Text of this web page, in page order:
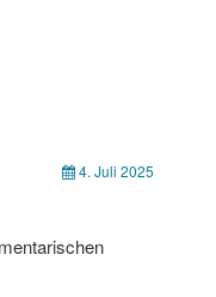
4. Juli 2025